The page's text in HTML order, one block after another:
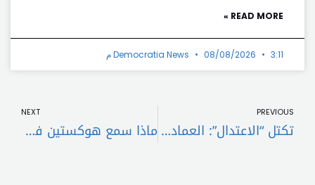
READ MORE »
Democratia News 08/08/2026 3:11 م
PREVIOUS
تكتل “الاعتدال”: العماد جوزيف عون مرشحنا للرئاسة
NEXT
ماذا سمع هوكستين في بيروت… وبماذا أجاب؟